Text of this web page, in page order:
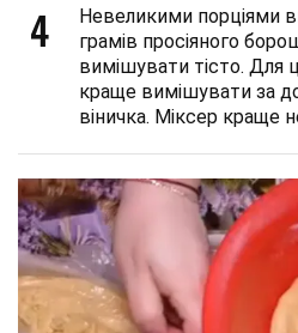
4
Невеликими порціями
грамів просіяного
вимішувати тісто. Для
краще вимішувати за
віничка. Міксер краще